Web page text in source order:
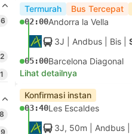
2
1
8
Termurah Bus Tercepat
02:00Andorra la Vella
3J | Andbus Bis
05:00Barcelona Diagonal
Lihat detailnya
Konfirmasi instan
03:40Les Escaldes
3J, 50m | Andbus